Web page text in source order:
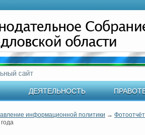
ДЕЯТЕЛЬНОСТЬ
информационной политики →